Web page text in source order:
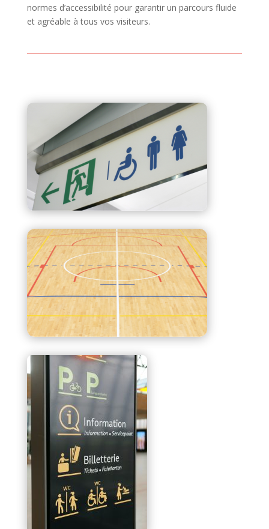
normes d’accessibilité pour garantir un parcours fluide
et agréable à tous vos visiteurs.